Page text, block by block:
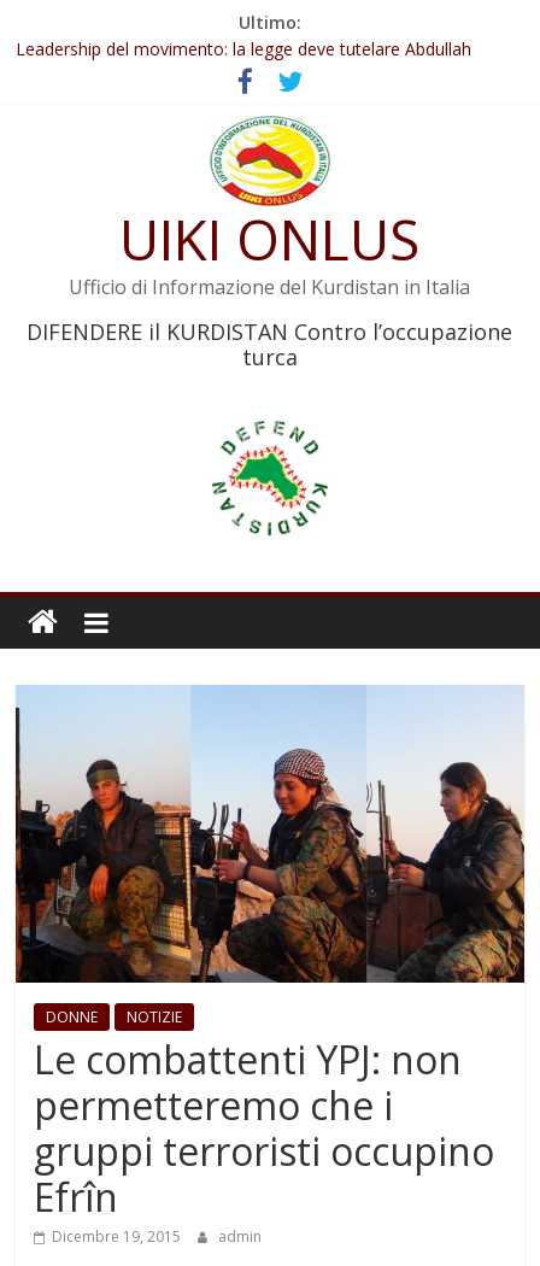
Ultimo:
Abdullah Öcalan: Le legge negativa deve essere trasformata in
legge positiva
Leadership del movimento: la legge deve tutelare Abdullah
Commissione donne del KNK: Şengal è di nuovo sotto minaccia
Non tenere conto della situazione di Rêber Apo ostacolerebbe
Il KNK chiede un’azione internazionale contro i crimini di guerra
UIKI ONLUS
Ufficio di Informazione del Kurdistan in Italia
DIFENDERE il KURDISTAN Contro l’occupazione
turca
DONNE NOTIZIE
Le combattenti YPJ: non
permetteremo che i
gruppi terroristi occupino
Efrîn
Dicembre 19, 2015 admin